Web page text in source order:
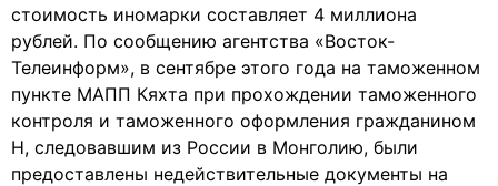
стоимость иномарки составляет 4 миллиона
рублей. По сообщению агентства «Восток-
Телеинформ», в сентябре этого года на таможенном
пункте МАПП Кяхта при прохождении таможенного
контроля и таможенного оформления гражданином
Н, следовавшим из России в Монголию, были
предоставлены недействительные документы на